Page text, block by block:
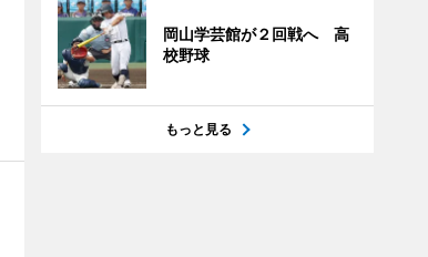
岡山学芸館が２回戦へ 高
校野球
もっと見る